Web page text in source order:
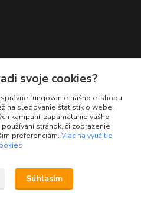
560svoje cookies?
fungovanie nášho e-shopu
na sledovanie štatistík o webe,
kampaní, zapamätanie vášho
stránok, či zobrazenie
preferenciám. Viac na využitie
Súhlasím